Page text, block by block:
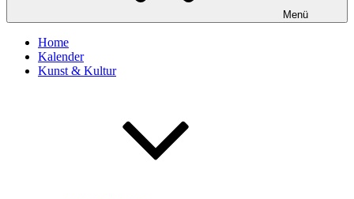
Menü
Home
Kalender
Kunst & Kultur